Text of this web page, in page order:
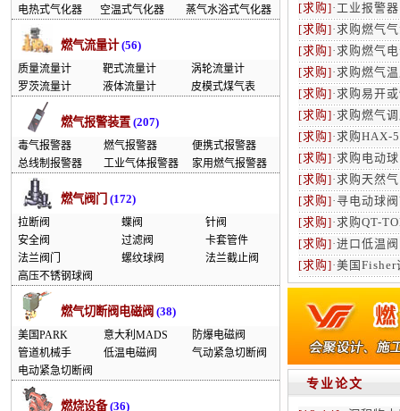
电热式气化器
空温式气化器 蒸气水浴式气化器
燃气流量计(56)
质量流量计 靶式流量计
涡轮流量计
罗茨流量计
液体流量计 皮模式煤气表
燃气报警装置 (207)
毒气报警器 燃气报警器
便携式报警器
总线制报警器
工业气体报警器 家用燃气报警器
燃气阀门 (172)
拉断阀 蝶阀
针阀
安全阀
过滤阀
卡套管件
法兰阀门
螺纹球阀
法兰截止阀
高压不锈钢球阀
燃气切断阀电磁阀 (38)
美国PARK 意大利MADS
防爆电磁阀
管道机械手
低温电磁阀
气动紧急切断阀
电动紧急切断阀
燃烧设备(36)
[求购]· 工业报警
[求购]·求购燃气
[求购]·求购燃气
[求购]·求购燃气
[求购]·求购易开
[求购]·求购燃气
[求购]·求购HAX-
[求购]·求购电动
[求购]·求购天然
[求购]· 寻电动球
[求购]·求购QT-
[求购]·进口低温
[求购]·美国Fisher
专业论文